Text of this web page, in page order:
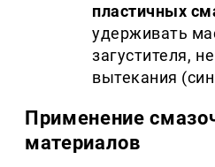
пластичных
удерживать
загустителя,
вытекания
Применение
материалов